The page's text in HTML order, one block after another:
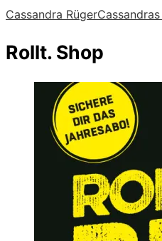
Cassandra Rüger
Rollt. Shop